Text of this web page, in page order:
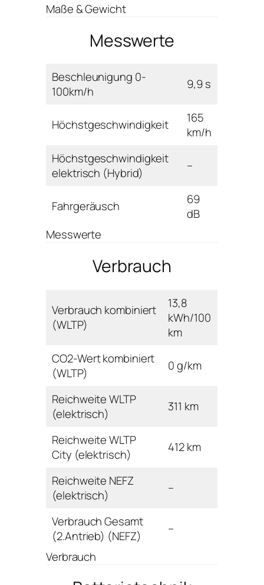
Maße & Gewicht
Messwerte
Beschleunigung 0-
100km/h
9,9 s
Höchstgeschwindigkeit
165
km/h
Höchstgeschwindigkeit
elektrisch (Hybrid)
–
Fahrgeräusch
69
dB
Messwerte
Verbrauch
Verbrauch kombiniert
(WLTP)
13,8
kWh/100
km
CO2-Wert kombiniert
(WLTP)
0 g/km
Reichweite WLTP
(elektrisch)
311 km
Reichweite WLTP
City (elektrisch)
412 km
Reichweite NEFZ
(elektrisch)
–
Verbrauch Gesamt
(2.Antrieb) (NEFZ)
–
Verbrauch